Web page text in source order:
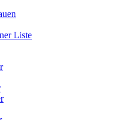
Liste